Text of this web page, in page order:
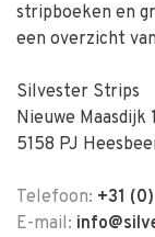
stripboeken en
een overzicht
Silvester Strips
Nieuwe Maasdijk
5158 PJ
Telefoon: +31
E-mail: